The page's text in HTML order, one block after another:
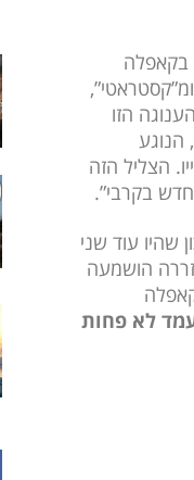
בקאפלה
הזו
הנוגע
הצליל הזה
חדש בקרבי”.
שהיו עוד שני
הושמעה
לא פחות